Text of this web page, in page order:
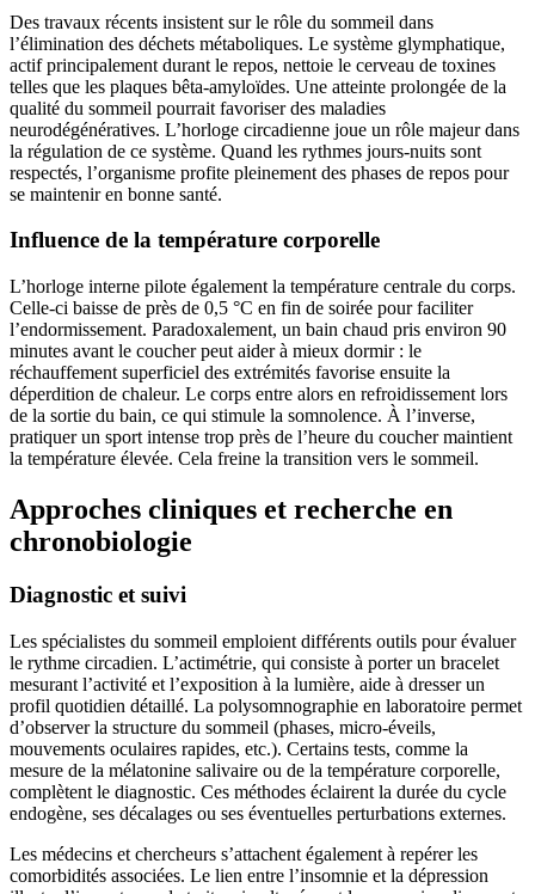
Des travaux récents insistent sur le rôle du sommeil dans
l’élimination des déchets métaboliques. Le système glymphatique,
actif principalement durant le repos, nettoie le cerveau de toxines
telles que les plaques bêta-amyloïdes. Une atteinte prolongée de la
qualité du sommeil pourrait favoriser des maladies
neurodégénératives. L’horloge circadienne joue un rôle majeur dans
la régulation de ce système. Quand les rythmes jours-nuits sont
respectés, l’organisme profite pleinement des phases de repos pour
se maintenir en bonne santé.
Influence de la température corporelle
L’horloge interne pilote également la température centrale du corps.
Celle-ci baisse de près de 0,5 °C en fin de soirée pour faciliter
l’endormissement. Paradoxalement, un bain chaud pris environ 90
minutes avant le coucher peut aider à mieux dormir : le
réchauffement superficiel des extrémités favorise ensuite la
déperdition de chaleur. Le corps entre alors en refroidissement lors
de la sortie du bain, ce qui stimule la somnolence. À l’inverse,
pratiquer un sport intense trop près de l’heure du coucher maintient
la température élevée. Cela freine la transition vers le sommeil.
Approches cliniques et recherche en
chronobiologie
Diagnostic et suivi
Les spécialistes du sommeil emploient différents outils pour évaluer
le rythme circadien. L’actimétrie, qui consiste à porter un bracelet
mesurant l’activité et l’exposition à la lumière, aide à dresser un
profil quotidien détaillé. La polysomnographie en laboratoire permet
d’observer la structure du sommeil (phases, micro-éveils,
mouvements oculaires rapides, etc.). Certains tests, comme la
mesure de la mélatonine salivaire ou de la température corporelle,
complètent le diagnostic. Ces méthodes éclairent la durée du cycle
endogène, ses décalages ou ses éventuelles perturbations externes.
Les médecins et chercheurs s’attachent également à repérer les
comorbidités associées. Le lien entre l’insomnie et la dépression